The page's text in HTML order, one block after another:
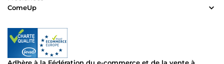
ComeUp